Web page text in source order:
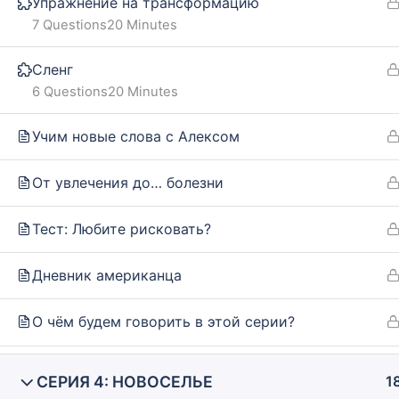
20 Minutes
7 Questions
Сленг
20 Minutes
6 Questions
Учим новые слова с Алексом
От увлечения до… болезни
Тест: Любите рисковать?
Дневник американца
О чём будем говорить в этой серии?
СЕРИЯ 4: НОВОСЕЛЬЕ
Our policy
Returns and refunds policy